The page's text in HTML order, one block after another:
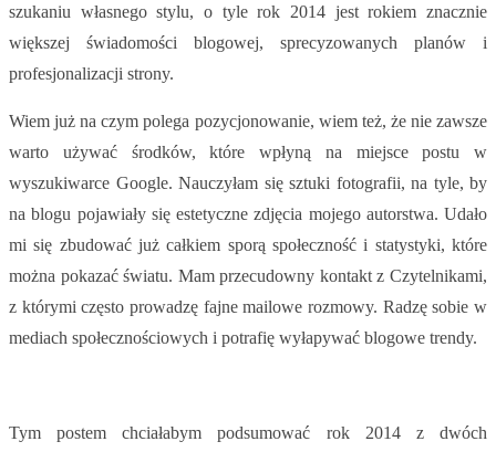
szukaniu własnego stylu, o tyle rok 2014 jest rokiem znacznie
większej świadomości blogowej, sprecyzowanych planów i
profesjonalizacji strony.
Wiem już na czym polega pozycjonowanie, wiem też, że nie zawsze
warto używać środków, które wpłyną na miejsce postu w
wyszukiwarce Google. Nauczyłam się sztuki fotografii, na tyle, by
na blogu pojawiały się estetyczne zdjęcia mojego autorstwa. Udało
mi się zbudować już całkiem sporą społeczność i statystyki, które
można pokazać światu. Mam przecudowny kontakt z Czytelnikami,
z którymi często prowadzę fajne mailowe rozmowy. Radzę sobie w
mediach społecznościowych i potrafię wyłapywać blogowe trendy.
Tym postem chciałabym podsumować rok 2014 z dwóch